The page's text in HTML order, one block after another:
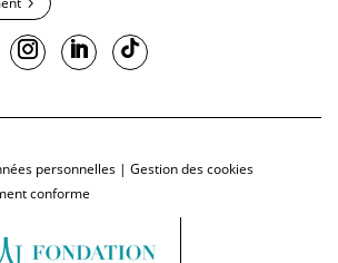
personnelles | Gestion des cookies
conforme